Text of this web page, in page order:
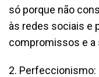
só porque não
às redes sociais e
compromissos e a
2.